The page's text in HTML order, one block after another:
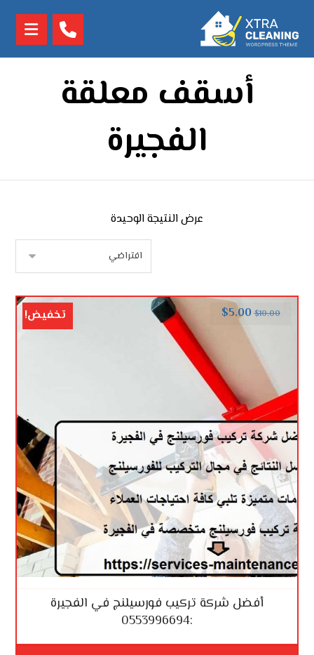
أسقف معلقة
الفجيرة
عرض النتيجة الوحيدة
أفضل شركة تركيب فورسيلنج في الفجيرة
:0553996694
$10.00
$5.00 تخفيض!